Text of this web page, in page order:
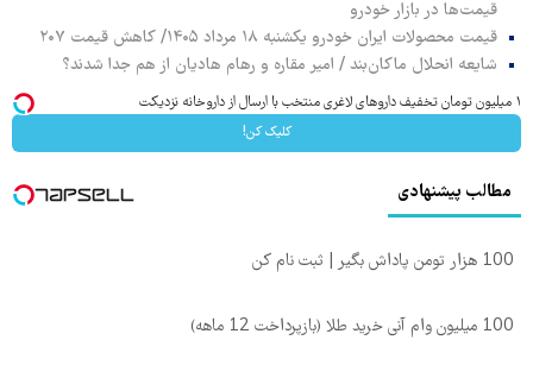
قیمت‌ها در بازار خودرو
قیمت محصولات ایران خودرو یکشنبه ۱۸ مرداد ۱۴۰۵/ کاهش قیمت ۲۰۷
شایعه انحلال ماکان‌بند / امیر مقاره و رهام هادیان از هم جدا شدند؟
۱ میلیون تومان تخفیف داروهای لاغری منتخب با ارسال از داروخانه نزدیکت
کلیک کن!
مطالب پیشنهادی
100 هزار تومن پاداش بگیر | ثبت نام کن
100 میلیون وام آنی خرید طلا (بازپرداخت 12 ماهه)